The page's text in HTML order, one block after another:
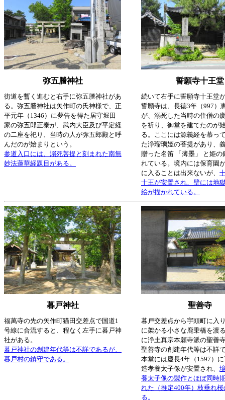
弥五謄神社 誓願寺十王堂
街道を暫く進むと右手に弥五謄神社があ
る。弥五謄神社は矢作町の氏神様で、正
平元年（1346）に夢告を得た居守堀田
家の弥五郎正泰が、武内大臣及び平定経
の二座を祀り、当時の人が弥五郎殿と呼
んだのが始まりという。
参道入口には、溺死菩提と刻まれた南無
妙法蓮華経題目がある。
続いて右手に誓願寺十王堂
誓願寺は、長徳3年（997）
が、溺死した当時の住僧の
を祈り、御堂を建てたのが
る。ここには源義経を慕っ
た浄瑠璃姫の菩提があり、
贈った名笛 「薄墨」 と姫の
れている。境内には保育園
に入ることは出来ないが、
十王が安置され、壁には地
絵が描かれている。
暮戸神社 聖善寺
福萬寺の先の矢作町猫田交差点で国道1
号線に合流すると、程なく左手に暮戸神
社がある。
暮戸神社の創建年代等は不詳であるが、
暮戸村の鎮守である。
暮戸交差点から宇頭町に入
に架かる小さな鹿乗橋を渡
に浄土真宗本願寺派の聖善
聖善寺の創建年代等は不詳
本堂には慶長4年（1597）
造孝養太子像が安置され、
養太子像の製作とほぼ同時
れた（推定400年）枝垂れ
る。